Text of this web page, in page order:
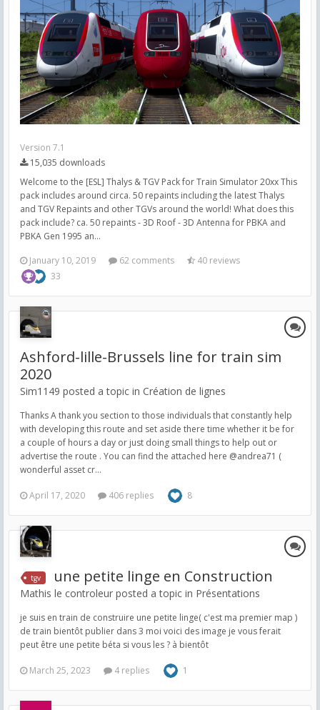
Version 7.1
15,035 downloads
Welcome to the [ESL] Thalys & TGV Pack for Train Simulator 20xx This
pack includes around circa. 50 repaints including the latest Thalys
and TGV Repaints and other TGVs around the world! What does this
pack include? ca. 50 repaints - 3D Roof - 3D Antenna for PBKA and
PBKA Gen 1995 an...
January 10, 2019
62 comments
40 reviews
33
Ashford-lille-Brussels line for train sim
2020
Sim1149 posted a topic in Création de lignes
Thanks A thank you section to those individuals that constantly help
with developing this route and set aside there time whether it be for
a couple of hours a day or just doing small things to help out or
advertise the route . You can find the attached here @andrea71 (
wonderful asset cr...
April 17, 2020 406 replies 8
tgv une petite linge en Construction
Mathis le controleur posted a topic in Présentations
je suis en train de construire une petite linge( c'est ma premier map )
de train bientôt publier dans 3 moi voici des image je vous ferait
peut être une petite béta si vous les ? à bientôt
March 25, 2023 4 replies 1